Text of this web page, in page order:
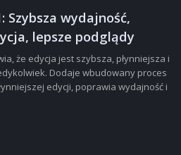
Szybsza wydajność,
lepsze podglądy
że edycja jest szybsza, płynniejsza i
Dodaje wbudowany proces
edycji, poprawia wydajność i